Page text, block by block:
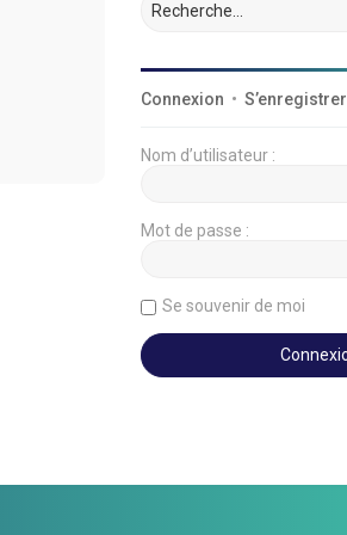
Connexion • S’enregistrer
Nom d’utilisateur :
Mot de passe :
Se souvenir de moi